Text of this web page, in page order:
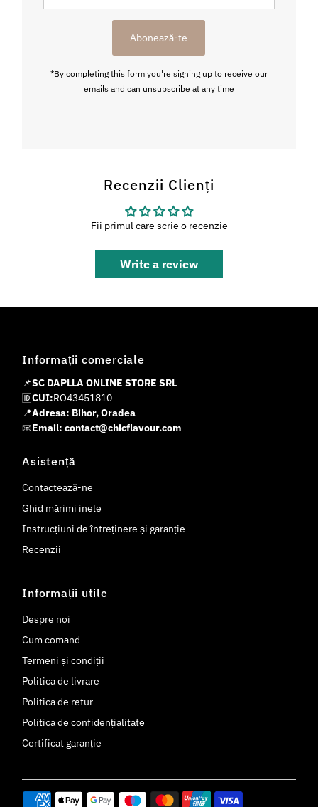
de
Abonează-te
*By completing this form you're signing up to receive our
emails and can unsubscribe at any time
Recenzii Clienți
Fii primul care scrie o recenzie
Write a review
Informații comerciale
📌SC DAPLLA ONLINE STORE SRL
🆔CUI:RO43451810
📍Adresa: Bihor, Oradea
📧Email: contact@chicflavour.com
Asistență
Contactează-ne
Ghid mărimi inele
Instrucțiuni de întreținere și garanție
Recenzii
Informații utile
Despre noi
Cum comand
Termeni și condiții
Politica de livrare
Politica de retur
Politica de confidențialitate
Certificat garanție